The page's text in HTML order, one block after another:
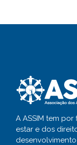
A ASSIM tem
estar e dos